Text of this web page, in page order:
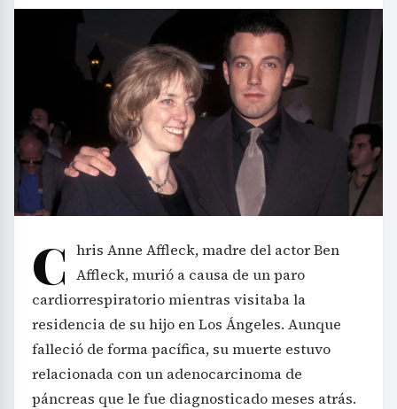
C hris Anne Affleck, madre del actor Ben
Affleck, murió a causa de un paro
cardiorrespiratorio mientras visitaba la
residencia de su hijo en Los Ángeles. Aunque
falleció de forma pacífica, su muerte estuvo
relacionada con un adenocarcinoma de
páncreas que le fue diagnosticado meses atrás.